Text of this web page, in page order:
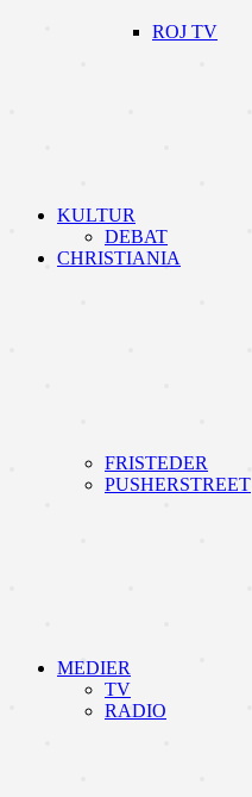
ROJ TV
KULTUR
DEBAT
CHRISTIANIA
FRISTEDER
PUSHERSTREET
MEDIER
TV
RADIO